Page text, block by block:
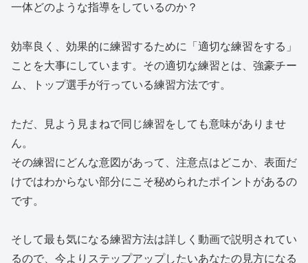
一体どのような指導をしているのか？
効率良く、効果的に練習するために「適切な練習をする」
ことを大事にしています。その適切な練習とは、強豪チー
ム、トップ選手が行っている練習方法です。
ただ、見よう見まねで同じ練習をしても意味がありませ
ん。
その練習にどんな意図があって、注意点はどこか、表面だ
けではわからない部分にこそ秘められたポイントがあるの
です。
そして最も気になる練習方法は詳しく動画で説明されてい
るので、今よりステップアップしたいあなたの見方になる